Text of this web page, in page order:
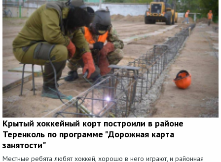
Крытый хоккейный корт построили в районе
Теренколь по программе "Дорожная карта
занятости"
Местные ребята любят хоккей, хорошо в него играют, и районная